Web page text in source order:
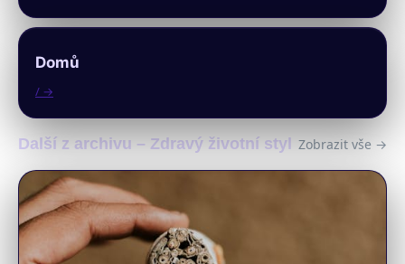
Domů
/ →
Další z archivu – Zdravý životní styl Zobrazit vše →